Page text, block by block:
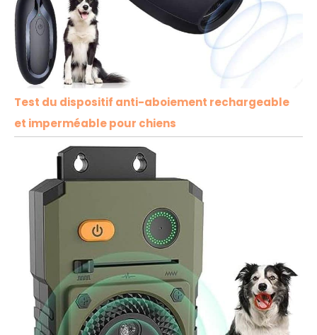
Test du dispositif anti-aboiement rechargeable
et imperméable pour chiens